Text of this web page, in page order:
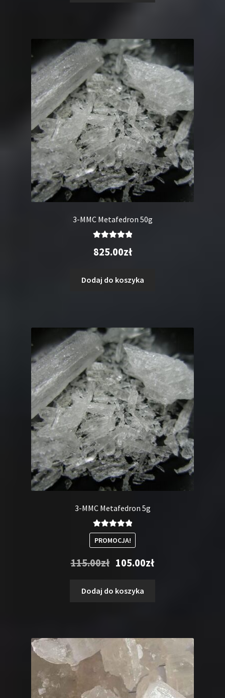
3-MMC Metafedron 50g
5.00na 5
825.00zł
Dodaj do koszyka
3-MMC Metafedron 5g
Oceniono
5.00na 5
PROMOCJA!
115.00zł Pierwotna
115.00zł.
105.00złAktualna
Dodaj do koszyka